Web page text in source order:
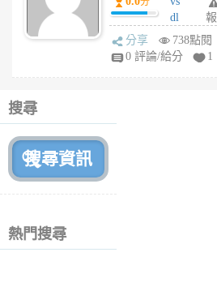
月
前
dl
sq
fy
報
分享
738點閱
0 評論/給分
1
搜尋
熱門搜尋